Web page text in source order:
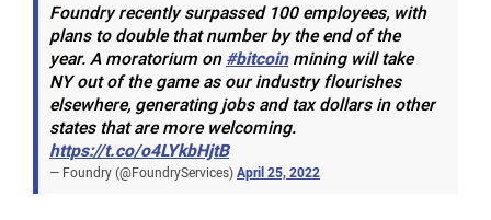
Foundry recently surpassed 100 employees, with
plans to double that number by the end of the
year. A moratorium on#bitcoinmining will take
NY out of the game as our industry flourishes
elsewhere, generating jobs and tax dollars in other
states that are more welcoming.
https://t.co/o4LYkbHjtB
— Foundry (@FoundryServices)April 25, 2022